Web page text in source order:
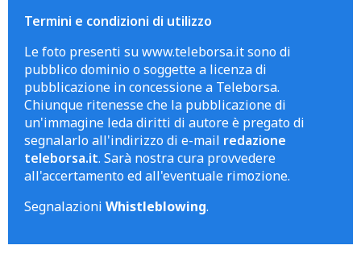
Termini e condizioni di utilizzo
Le foto presenti su www.teleborsa.it sono di
pubblico dominio o soggette a licenza di
pubblicazione in concessione a Teleborsa.
Chiunque ritenesse che la pubblicazione di
un'immagine leda diritti di autore è pregato di
segnalarlo all'indirizzo di e-mail redazione
teleborsa.it. Sarà nostra cura provvedere
all'accertamento ed all'eventuale rimozione.
Segnalazioni Whistleblowing.